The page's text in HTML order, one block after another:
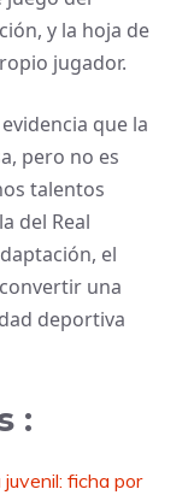
y la hoja de
jugador.
que la
pero no es
talentos
del Real
el
una
deportiva
:
ficha por